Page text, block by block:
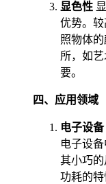
显色性
优势。
照物体
所，如
要。
四、应用领域
电子设备
电子设
其小巧
功耗的